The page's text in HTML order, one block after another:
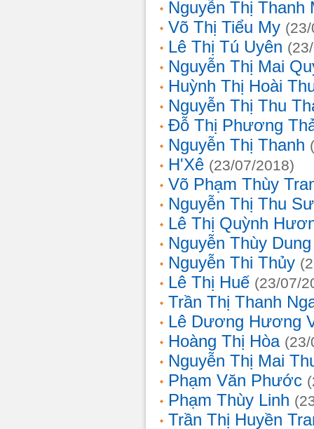
Nguyễn Thị Thanh
Võ Thị Tiểu My
Lê Thị Tú Uyên
Nguyễn Thị Mai
Huỳnh Thị Hoài
Nguyễn Thị Thu
Đỗ Thị Phương
Nguyễn Thị Thanh
H'Xê (23/07/2018)
Võ Phạm Thùy
Nguyễn Thị Thu
Lê Thị Quỳnh
Nguyễn Thùy Dung
Nguyễn Thi Thủy
Lê Thị Huế (23/07/
Trần Thị Thanh
Lê Dương Hương
Hoàng Thị Hòa
Nguyễn Thị Mai
Phạm Văn Phước
Phạm Thùy Linh
Trần Thị Huyền